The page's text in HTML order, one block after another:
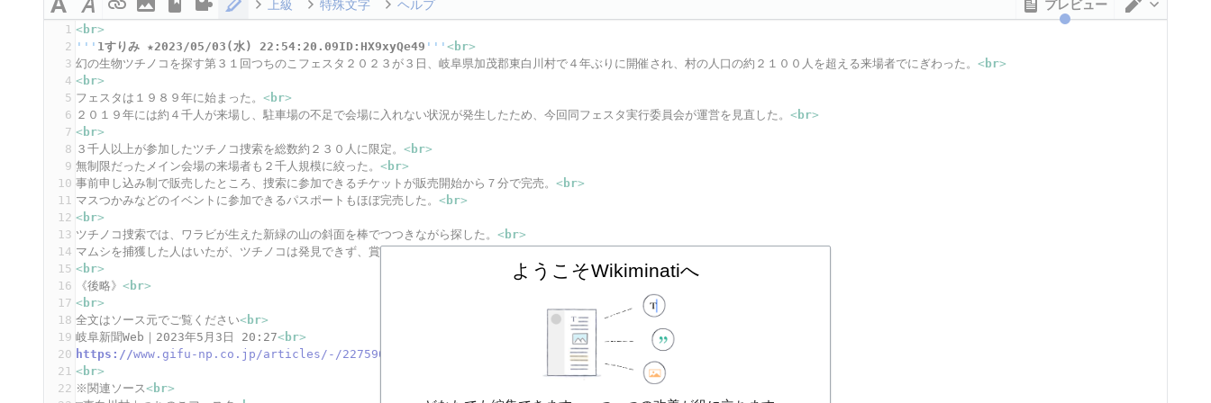
エディタ
プレビュー
上級 特殊文字 ヘルプ
1 < br>
2 ''' 1すりみ ★2023/05/03(水) 22:54:20.09ID:HX9xyQe49 '''< br>
3 幻の生物ツチノコを探す第３１回つちのこフェスタ２０２３が３日、岐阜県加茂郡東白川村で４年ぶりに開催され、村の人口の約２１００人を超える来場者でにぎわった。< br>
4 < br>
5 フェスタは１９８９年に始まった。< br>
6 ２０１９年には約４千人が来場し、駐車場の不足で会場に入れない状況が発生したため、今回同フェスタ実行委員会が運営を見直した。< br>
7 < br>
8 ３千人以上が参加したツチノコ捜索を総数約２３０人に限定。< br>
9 無制限だったメイン会場の来場者も２千人規模に絞った。< br>
10 事前申し込み制で販売したところ、捜索に参加できるチケットが販売開始から７分で完売。< br>
11 マスつかみなどのイベントに参加できるパスポートもほぼ完売した。< br>
12 < br>
13 ツチノコ捜索では、ワラビが生えた新緑の山の斜面を棒でつつきながら探した。< br>
14 マムシを捕獲した人はいたが、ツチノコは発見できず、賞金１３１万円は来年に持ち越された。
15 < br>
16
《後略》< br>
17 < br>
18 全文はソース元でご覧ください< br>
19 岐阜新聞Web｜2023年5月3日 20:27< br>
20 https://www.gifu-np.co.jp/articles/-/227590
21 < br>
22 ※関連ソース< br>
ようこそWikiminatiへ